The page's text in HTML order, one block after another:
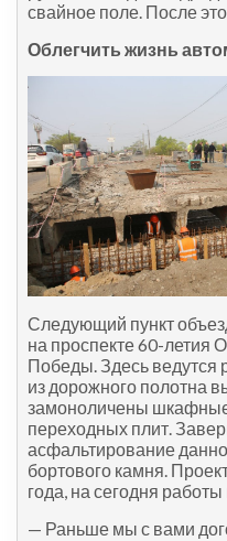
свайное поле. После
Облегчить жизнь
Следующий пункт
на проспекте 60-летия
Победы. Здесь ведутся
из дорожного полотна
замоноличены шкафные
переходных плит.
асфальтирование
бортового камня.
года, на сегодня
— Раньше мы с вами